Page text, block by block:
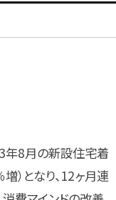
年8月の新設住宅着
）となり、12ヶ月連